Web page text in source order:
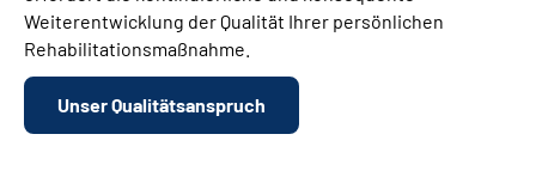
Weiterentwicklung der Qualität Ihrer persönlichen
Rehabilitationsmaßnahme.
Unser Qualitätsanspruch